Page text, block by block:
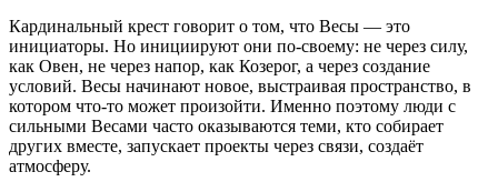
Кардинальный крест говорит о том, что Весы — это
инициаторы. Но инициируют они по-своему: не через силу,
как Овен, не через напор, как Козерог, а через создание
условий. Весы начинают новое, выстраивая пространство, в
котором что-то может произойти. Именно поэтому люди с
сильными Весами часто оказываются теми, кто собирает
других вместе, запускает проекты через связи, создаёт
атмосферу.